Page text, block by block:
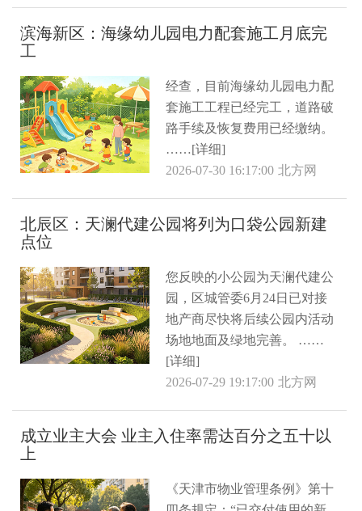
滨海新区：海缘幼儿园电力配套施工月底完
工
经查，目前海缘幼儿园电力配
套施工工程已经完工，道路破
路手续及恢复费用已经缴纳。
……[详细]
2026-07-30 16:17:00 北方网
北辰区：天澜代建公园将列为口袋公园新建
点位
您反映的小公园为天澜代建公
园，区城管委6月24日已对接
地产商尽快将后续公园内活动
场地地面及绿地完善。 ……
[详细]
2026-07-29 19:17:00 北方网
成立业主大会 业主入住率需达百分之五十以
上
《天津市物业管理条例》第十